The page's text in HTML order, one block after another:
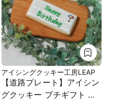
アイシングクッキー工房LEAP
【道路プレート】アイシン
グクッキー プチギフト か